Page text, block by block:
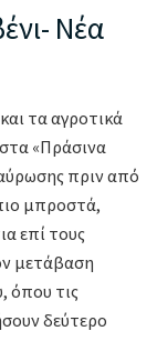
Νέα
τα αγροτικά
«Πράσινα
πριν από
μπροστά,
επί τους
μετάβαση
όπου τις
δεύτερο